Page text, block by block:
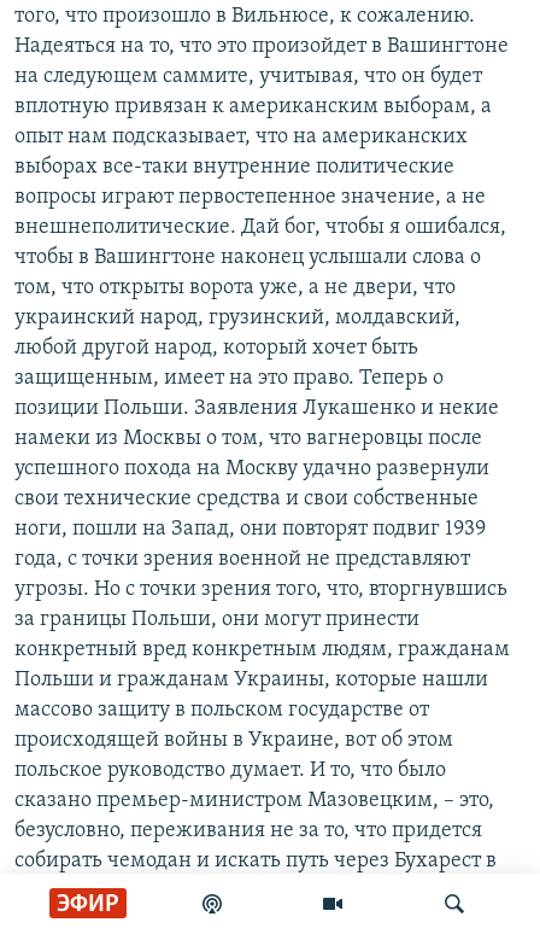
ЭФИР
того, что произошло в Вильнюсе, к сожалению.
Надеяться на то, что это произойдет в Вашингтоне
на следующем саммите, учитывая, что он будет
вплотную привязан к американским выборам, а
опыт нам подсказывает, что на американских
выборах все-таки внутренние политические
вопросы играют первостепенное значение, а не
внешнеполитические. Дай бог, чтобы я ошибался,
чтобы в Вашингтоне наконец услышали слова о
том, что открыты ворота уже, а не двери, что
украинский народ, грузинский, молдавский,
любой другой народ, который хочет быть
защищенным, имеет на это право. Теперь о
позиции Польши. Заявления Лукашенко и некие
намеки из Москвы о том, что вагнеровцы после
успешного похода на Москву удачно развернули
свои технические средства и свои собственные
ноги, пошли на Запад, они повторят подвиг 1939
года, с точки зрения военной не представляют
угрозы. Но с точки зрения того, что, вторгнувшись
за границы Польши, они могут принести
конкретный вред конкретным людям, гражданам
Польши и гражданам Украины, которые нашли
массово защиту в польском государстве от
происходящей войны в Украине, вот об этом
польское руководство думает. И то, что было
сказано премьер-министром Мазовецким, – это,
безусловно, переживания не за то, что придется
собирать чемодан и искать путь через Бухарест в
Лондон, как это было в 1939 году, а это
ответственная забота о своем народе. В данном